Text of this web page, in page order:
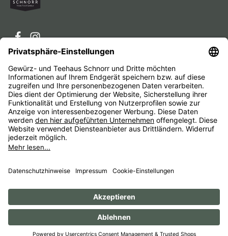
Service-Hotline
Service
Unternehmen
Alle Preise inkl. gesetzl. Mehrwertsteuer zzgl.
anders angegeben.
© 1956 - 2026 Gewürz- und Teehaus Schnorr - with
HexaMain GmbH
ImpressumAGBWiderrufsbelehrungenDatenschutz
Barrierefreiheit